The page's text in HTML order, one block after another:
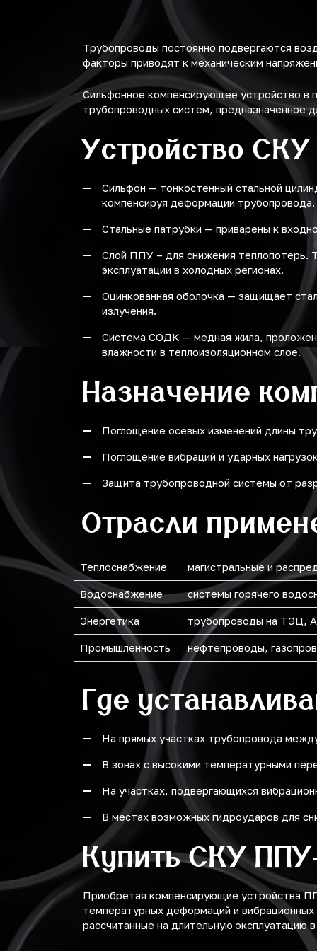
Трубопроводы постоянно подвергаются
факторы приводят к механическим
Сильфонное компенсирующее устройство в
трубопроводных систем, предназначенное
Устройство
Сильфон — тонкостенный стальной
компенсируя деформации трубопровода.
Стальные патрубки — приварены к
Слой ППУ – для снижения теплопотерь.
эксплуатации в холодных регионах.
Оцинкованная оболочка — защищает
излучения.
Система СОДК — медная жила,
влажности в теплоизоляционном слое.
Назначение
Поглощение осевых изменений длины
Поглощение вибраций и ударных
Защита трубопроводной системы от
Отрасли
Теплоснабжение магистральные и
Водоснабжение системы горячего
Энергетика трубопроводы на ТЭЦ,
Промышленность нефтепроводы,
Где
На прямых участках трубопровода
В зонах с высокими температурными
На участках, подвергающихся
В местах возможных гидроударов для
Купить СКУ
Приобретая компенсирующие устройства
температурных деформаций и
рассчитанные на длительную эксплуатацию